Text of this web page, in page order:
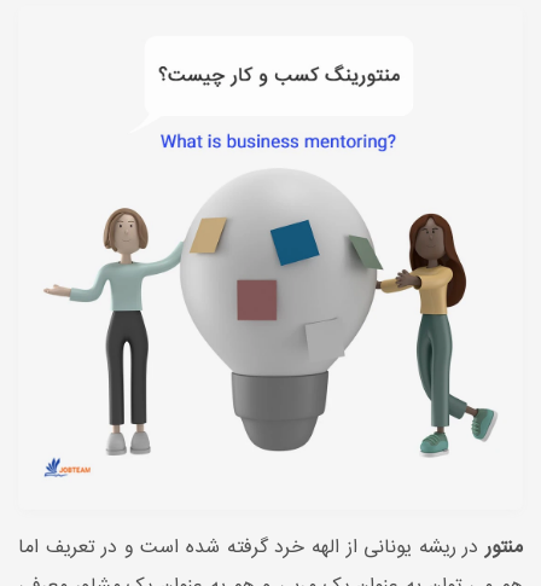
منتوردر ریشه یونانی از الهه خرد گرفته شده است و در تعریف اما